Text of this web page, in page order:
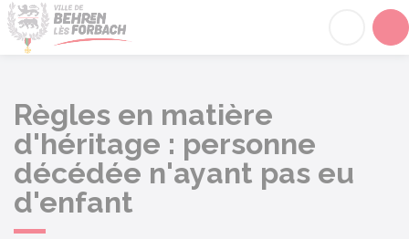
Règles en matière
d'héritage : personne
décédée n'ayant pas eu
d'enfant